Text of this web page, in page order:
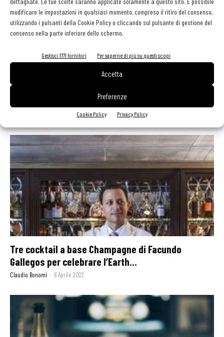
modificare le impostazioni in qualsiasi momento, compreso il ritiro del consenso,
utilizzando i pulsanti della Cookie Policy o cliccando sul pulsante di gestione del
consenso nella parte inferiore dello schermo.
Gestisci 1771 fornitori Per saperne di più su questi scopi
Accetta
Preferenze
Cookie Policy Privacy Policy
L’11 giugno è il Rosé Day. Si brinda con il Cocktail...
7 Giugno 2022
Tre cocktail a base Champagne di Facundo
Gallegos per celebrare l’Earth...
Claudio Bonomi - 6 Aprile 2022